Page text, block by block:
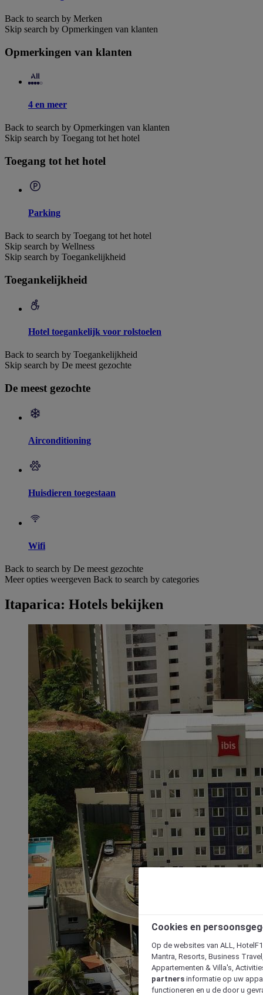
Back to search by Merken
Skip search by Opmerkingen van klanten
Opmerkingen van klanten
4 en meer
Back to search by Opmerkingen van klanten
Skip search by Toegang tot het hotel
Toegang tot het hotel
Parking
Back to search by Toegang tot het hotel
Skip search by Wellness
Skip search by Toegankelijkheid
Toegankelijkheid
Hotel toegankelijk voor rolstoelen
Back to search by Toegankelijkheid
Skip search by De meest gezochte
De meest gezochte
Airconditioning
Huisdieren toegestaan
Wifi
Back to search by De meest gezochte
Meer opties weergeven Back to search by categories
Itaparica: Hotels bekijken
Cookies en
Op de websites van ALL,
Mantra, Resorts, Business
Appartementen & Villa's,
partners informatie op uw
functioneren en u de door u